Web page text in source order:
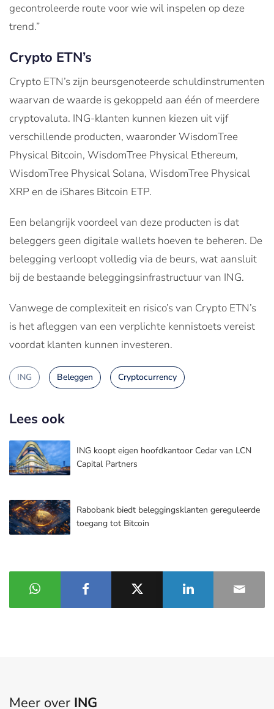
gecontroleerde route voor wie wil inspelen op deze
trend.”
Crypto ETN’s
Crypto ETN’s zijn beursgenoteerde schuldinstrumenten
waarvan de waarde is gekoppeld aan één of meerdere
cryptovaluta. ING-klanten kunnen kiezen uit vijf
verschillende producten, waaronder WisdomTree
Physical Bitcoin, WisdomTree Physical Ethereum,
WisdomTree Physical Solana, WisdomTree Physical
XRP en de iShares Bitcoin ETP.
Een belangrijk voordeel van deze producten is dat
beleggers geen digitale wallets hoeven te beheren. De
belegging verloopt volledig via de beurs, wat aansluit
bij de bestaande beleggingsinfrastructuur van ING.
Vanwege de complexiteit en risico’s van Crypto ETN’s
is het afleggen van een verplichte kennistoets vereist
voordat klanten kunnen investeren.
ING Beleggen Cryptocurrency
Lees ook
ING koopt eigen hoofdkantoor Cedar van LCN
Capital Partners
Rabobank biedt beleggingsklanten gereguleerde
toegang tot Bitcoin
Meer over ING